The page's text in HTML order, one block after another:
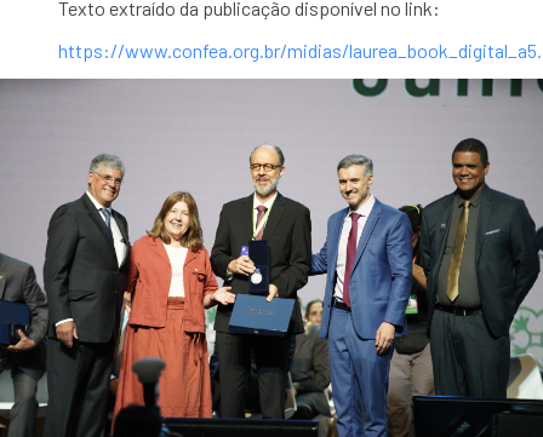
Texto extraído da publicação disponível no link:
https://www.confea.org.br/midias/